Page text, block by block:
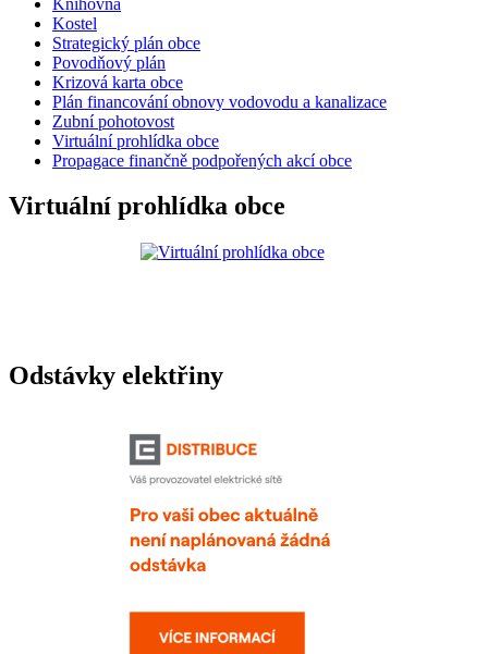
Kostel
Strategický plán obce
Povodňový plán
Krizová karta obce
Plán financování obnovy vodovodu a kanalizace
Zubní pohotovost
Virtuální prohlídka obce
Propagace finančně podpořených akcí obce
Virtuální prohlídka obce
Odstávky elektřiny